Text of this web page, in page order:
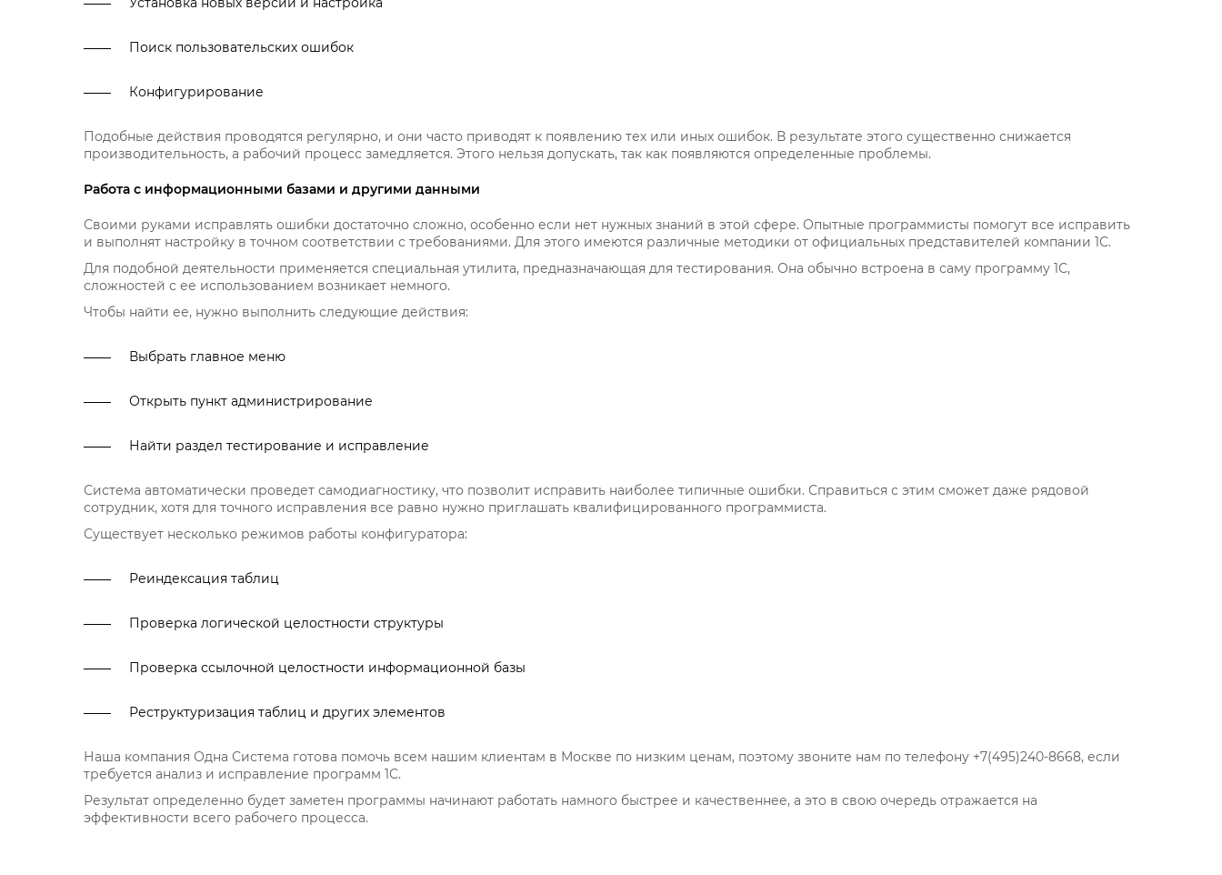
Поиск пользовательских ошибок
Конфигурирование
Подобные действия проводятся регулярно, и они часто приводят к появлению тех или иных ошибок. В результате этого существенно снижается
производительность, а рабочий процесс замедляется. Этого нельзя допускать, так как появляются определенные проблемы.
Работа с информационными базами и другими данными
Своими руками исправлять ошибки достаточно сложно, особенно если нет нужных знаний в этой сфере. Опытные программисты помогут все исправить
и выполнят настройку в точном соответствии с требованиями. Для этого имеются различные методики от официальных представителей компании 1С.
Для подобной деятельности применяется специальная утилита, предназначающая для тестирования. Она обычно встроена в саму программу 1С,
сложностей с ее использованием возникает немного.
Чтобы найти ее, нужно выполнить следующие действия:
Выбрать главное меню
Открыть пункт администрирование
Найти раздел тестирование и исправление
Система автоматически проведет самодиагностику, что позволит исправить наиболее типичные ошибки. Справиться с этим сможет даже рядовой
сотрудник, хотя для точного исправления все равно нужно приглашать квалифицированного программиста.
Существует несколько режимов работы конфигуратора:
Реиндексация таблиц
Проверка логической целостности структуры
Проверка ссылочной целостности информационной базы
Реструктуризация таблиц и других элементов
Наша компания Одна Система готова помочь всем нашим клиентам в Москве по низким ценам, поэтому звоните нам по телефону +7(495)240-8668, если
требуется анализ и исправление программ 1С.
Результат определенно будет заметен программы начинают работать намного быстрее и качественнее, а это в свою очередь отражается на
эффективности всего рабочего процесса.